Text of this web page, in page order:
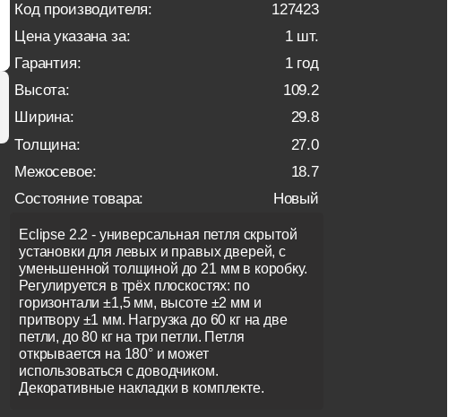
Код производителя:
127423
Цена указана за:
1 шт.
Гарантия:
1 год
Высота:
109.2
Ширина:
29.8
Толщина:
27.0
Межосевое:
18.7
Состояние товара:
Новый
Eclipse 2.2 - универсальная петля скрытой
установки для левых и правых дверей, с
уменьшенной толщиной до 21 мм в коробку.
Регулируется в трёх плоскостях: по
горизонтали ±1,5 мм, высоте ±2 мм и
притвору ±1 мм. Нагрузка до 60 кг на две
петли, до 80 кг на три петли. Петля
открывается на 180° и может
использоваться с доводчиком.
Декоративные накладки в комплекте.